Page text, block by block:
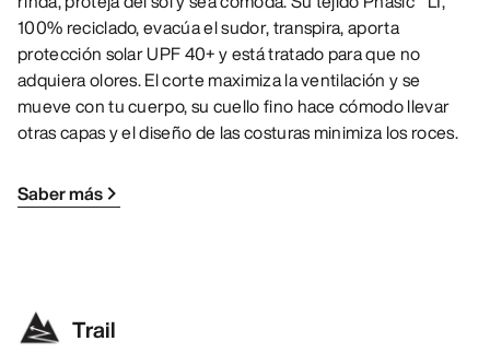
100% reciclado, evacúa el sudor, transpira, aporta
protección solar UPF 40+ y está tratado para que no
adquiera olores. El corte maximiza la ventilación y se
mueve con tu cuerpo, su cuello fino hace cómodo llevar
otras capas y el diseño de las costuras minimiza los roces.
Saber más
Trail